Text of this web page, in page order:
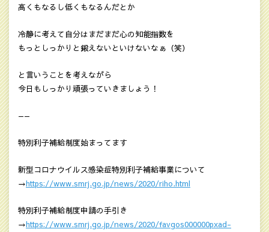
高くもなるし低くもなるんだとか
冷静に考えて自分はまだまだ心の知能指数を
もっとしっかりと鍛えないといけないなぁ（笑）
と言いうことを考えながら
今日もしっかり頑張っていきましょう！
——
特別利子補給制度始まってます
新型コロナウイルス感染症特別利子補給事業について
→https://www.smrj.go.jp/news/2020/riho.html
特別利子補給制度申請の手引き
→https://www.smrj.go.jp/news/2020/favgos000000pxad-